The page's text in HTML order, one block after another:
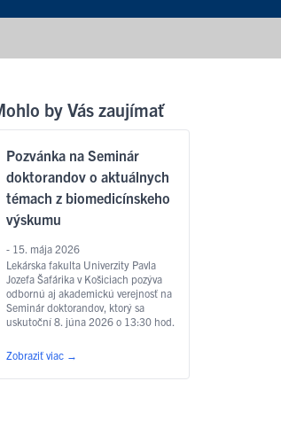
by Vás zaujímať
Pozvánka na Seminár
doktorandov o aktuálnych
témach z biomedicínskeho
výskumu
- 15. mája 2026
Lekárska fakulta Univerzity Pavla
Jozefa Šafárika v Košiciach pozýva
odbornú aj akademickú verejnosť na
Seminár doktorandov, ktorý sa
uskutoční 8. júna 2026 o 13:30 hod.
poschodí LF UPJŠ na Tr. SNP 1 v
Košiciach. Podujatie organizujú
Ústav farmakológie UPJŠ LF, Ústav
Zobraziť viac →